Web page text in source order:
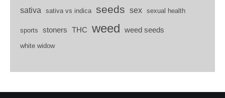
sativa sativa vs indica seeds sex sexual health
sports stoners THC weed weed seeds
white widow